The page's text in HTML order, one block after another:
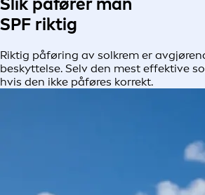
Slik påfører man
SPF riktig
Riktig påføring av solkrem er
beskyttelse. Selv den mest effektive
hvis den ikke påføres korrekt.